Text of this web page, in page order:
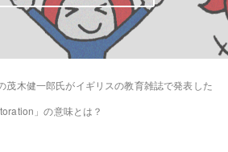
茂木健一郎氏がイギリスの教育雑誌で発表した
」の意味とは？